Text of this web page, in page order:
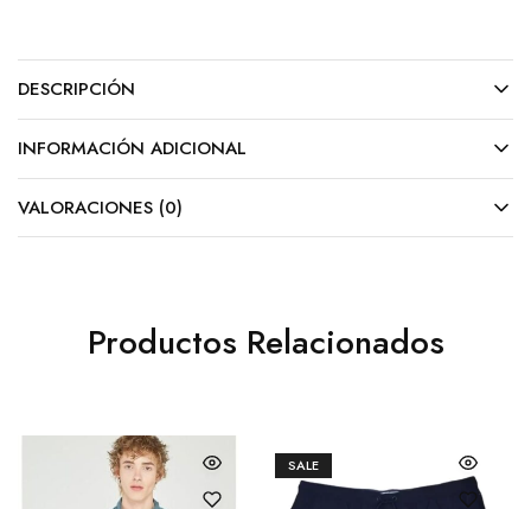
DESCRIPCIÓN
INFORMACIÓN ADICIONAL
VALORACIONES (0)
Productos Relacionados
SALE